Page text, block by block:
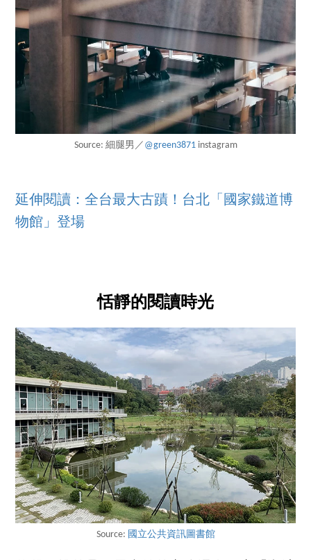
Source: 細腿男／ @green3871instagram
延伸閱讀：全台最大古蹟！台北「國家鐵道博
物館」登場
恬靜的閱讀時光
Source: 國立公共資訊圖書館